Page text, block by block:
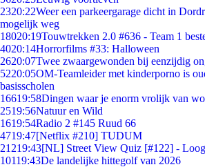
2320:22Weer een parkeergarage dicht in
mogelijk weg
18020:19Touwtrekken 2.0 #636 - Team 1
4020:14Horrorfilms #33: Halloween
2620:07Twee zwaargewonden bij eenzijdig
5220:05OM-Teamleider met kinderporno is
basisscholen
16619:58Dingen waar je enorm vrolijk van
2519:56Natuur en Wild
1619:54Radio 2 #145 Ruud 66
4719:47[Netflix #210] TUDUM
21219:43[NL] Street View Quiz [#122] -
10119:43De landelijke hittegolf van 2026